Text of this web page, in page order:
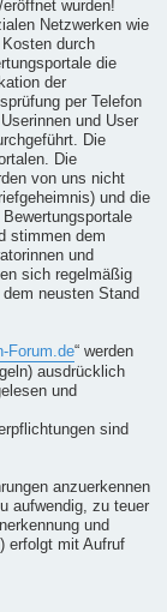
wurden!
Netzwerken wie
durch
die
der
per Telefon
und User
Die
Die
von uns nicht
und die
stimmen dem
und
sich regelmäßig
neusten Stand
Forum.de“ werden
ausdrücklich
und
sind
anzuerkennen
aufwendig, zu teuer
und
erfolgt mit Aufruf